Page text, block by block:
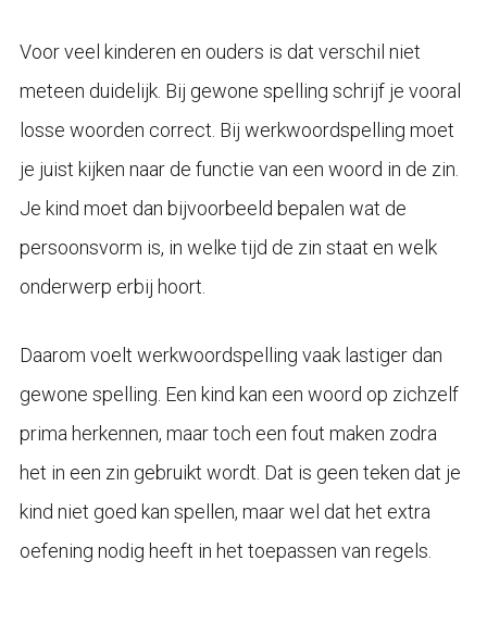
Voor veel kinderen en ouders is dat verschil niet
meteen duidelijk. Bij gewone spelling schrijf je vooral
losse woorden correct. Bij werkwoordspelling moet
je juist kijken naar de functie van een woord in de zin.
Je kind moet dan bijvoorbeeld bepalen wat de
persoonsvorm is, in welke tijd de zin staat en welk
onderwerp erbij hoort.
Daarom voelt werkwoordspelling vaak lastiger dan
gewone spelling. Een kind kan een woord op zichzelf
prima herkennen, maar toch een fout maken zodra
het in een zin gebruikt wordt. Dat is geen teken dat je
kind niet goed kan spellen, maar wel dat het extra
oefening nodig heeft in het toepassen van regels.